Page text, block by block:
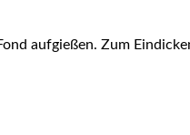
auf­gie­ßen. Zum